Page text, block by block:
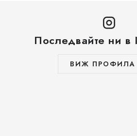
Последвайте ни в
ВИЖ ПРОФИЛА